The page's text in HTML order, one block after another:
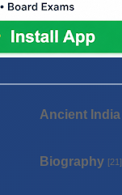
Ancient India
Biography [21]